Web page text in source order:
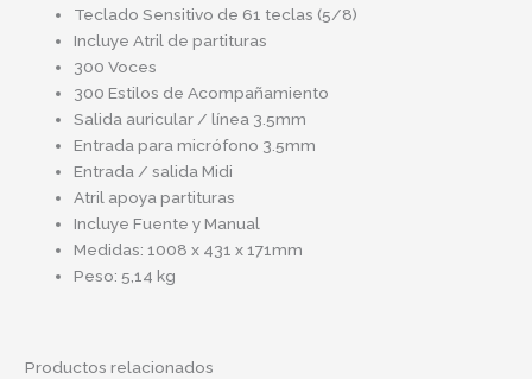
Teclado Sensitivo de 61 teclas (5/8)
Incluye Atril de partituras
300 Voces
300 Estilos de Acompañamiento
Salida auricular / línea 3.5mm
Entrada para micrófono 3.5mm
Entrada / salida Midi
Atril apoya partituras
Incluye Fuente y Manual
Medidas: 1008 x 431 x 171mm
Peso: 5,14 kg
Productos relacionados